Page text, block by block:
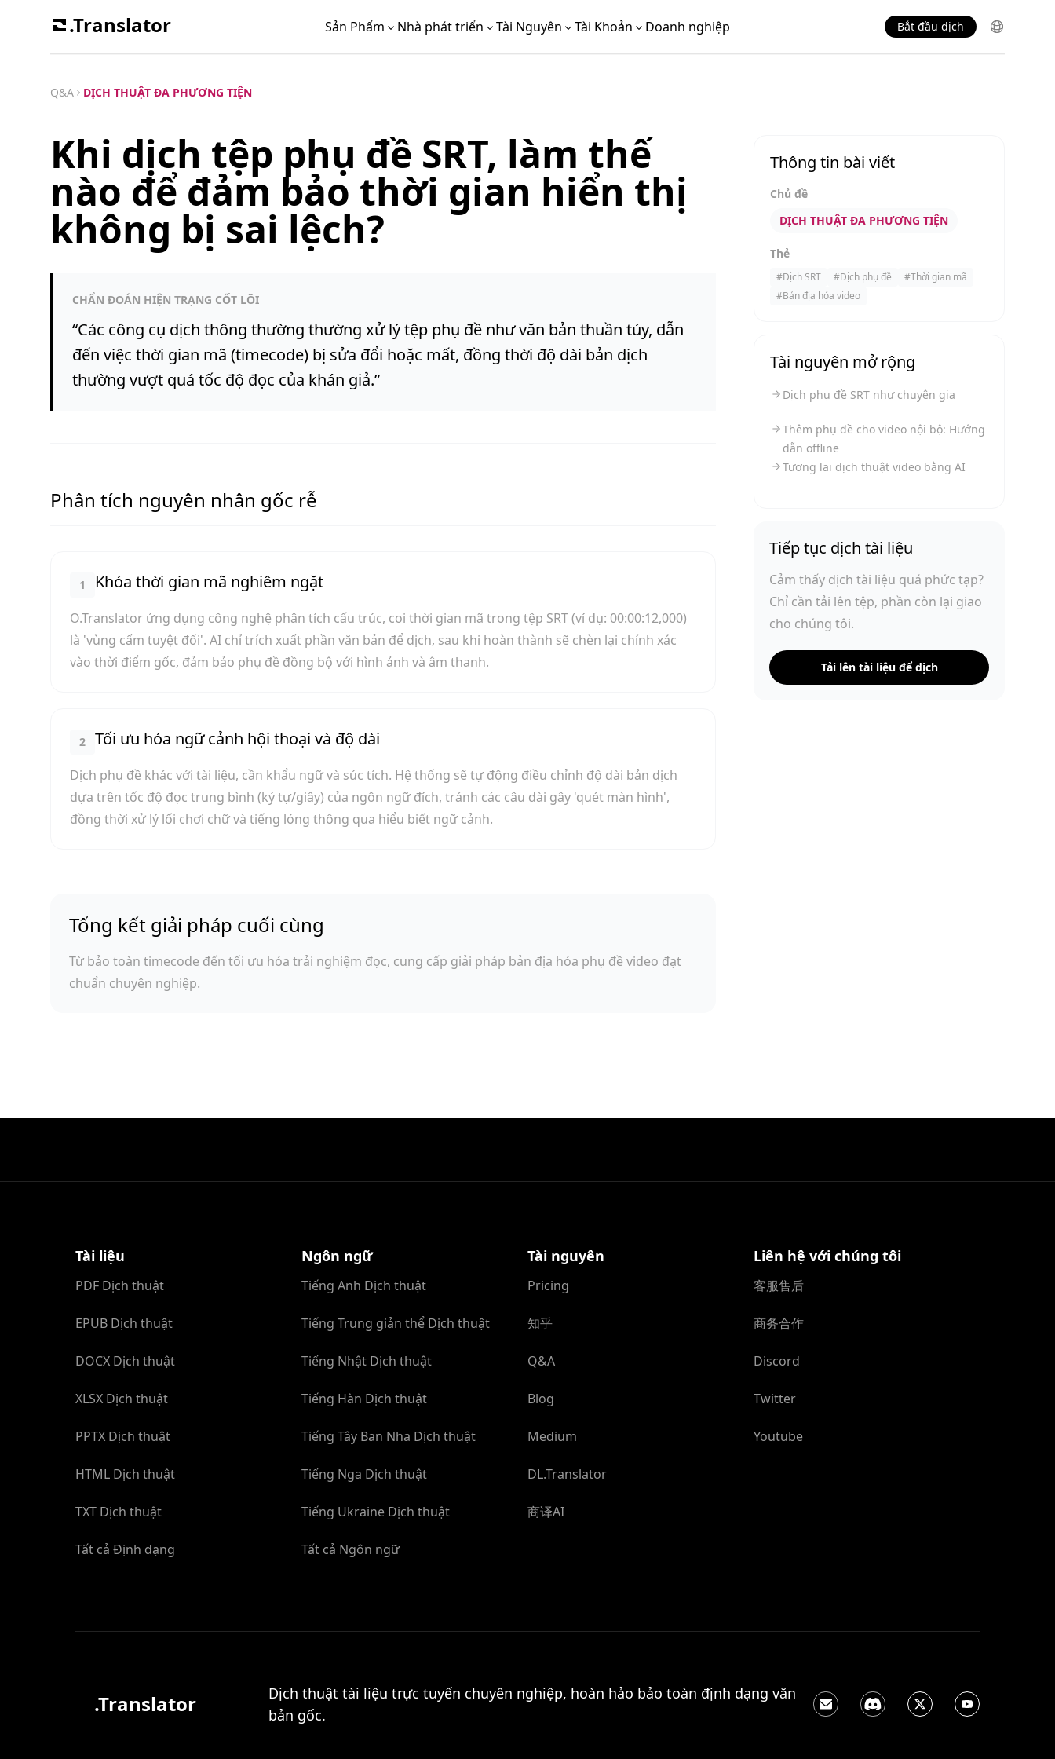
.Translator Sản Phẩm Nhà phát triển Tài Nguyên Tài Khoản Doanh nghiệp Bắt đầu dịch
Q&A DỊCH THUẬT ĐA PHƯƠNG TIỆN
Khi dịch tệp phụ đề SRT, làm thế
nào để đảm bảo thời gian hiển thị
không bị sai lệch?
CHẨN ĐOÁN HIỆN TRẠNG CỐT LÕI
“Các công cụ dịch thông thường thường xử lý tệp phụ đề như văn bản thuần túy, dẫn
đến việc thời gian mã (timecode) bị sửa đổi hoặc mất, đồng thời độ dài bản dịch
thường vượt quá tốc độ đọc của khán giả.”
Phân tích nguyên nhân gốc rễ
1 Khóa thời gian mã nghiêm ngặt
O.Translator ứng dụng công nghệ phân tích cấu trúc, coi thời gian mã trong tệp SRT (ví dụ: 00:00:12,000)
là 'vùng cấm tuyệt đối'. AI chỉ trích xuất phần văn bản để dịch, sau khi hoàn thành sẽ chèn lại chính xác
vào thời điểm gốc, đảm bảo phụ đề đồng bộ với hình ảnh và âm thanh.
2 Tối ưu hóa ngữ cảnh hội thoại và độ dài
Dịch phụ đề khác với tài liệu, cần khẩu ngữ và súc tích. Hệ thống sẽ tự động điều chỉnh độ dài bản dịch
dựa trên tốc độ đọc trung bình (ký tự/giây) của ngôn ngữ đích, tránh các câu dài gây 'quét màn hình',
đồng thời xử lý lối chơi chữ và tiếng lóng thông qua hiểu biết ngữ cảnh.
Tổng kết giải pháp cuối cùng
Từ bảo toàn timecode đến tối ưu hóa trải nghiệm đọc, cung cấp giải pháp bản địa hóa phụ đề video đạt
chuẩn chuyên nghiệp.
Thông tin bài viết
Chủ đề
DỊCH THUẬT ĐA PHƯƠNG TIỆN
Thẻ
#Dịch SRT #Dịch phụ đề #Thời gian mã
#Bản địa hóa video
Tài nguyên mở rộng
Dịch phụ đề SRT như chuyên gia
Thêm phụ đề cho video nội bộ: Hướng
dẫn offline
Tương lai dịch thuật video bằng AI
Tiếp tục dịch tài liệu
Cảm thấy dịch tài liệu quá phức tạp?
Chỉ cần tải lên tệp, phần còn lại giao
cho chúng tôi.
Tải lên tài liệu để dịch
Tài liệu
PDF Dịch thuật
EPUB Dịch thuật
DOCX Dịch thuật
XLSX Dịch thuật
PPTX Dịch thuật
HTML Dịch thuật
TXT Dịch thuật
Tất cả Định dạng
Ngôn ngữ
Tiếng Anh Dịch thuật
Tiếng Trung giản thể Dịch thuật
Tiếng Nhật Dịch thuật
Tiếng Hàn Dịch thuật
Tiếng Tây Ban Nha Dịch thuật
Tiếng Nga Dịch thuật
Tiếng Ukraine Dịch thuật
Tất cả Ngôn ngữ
Tài nguyên
Pricing
知乎
Q&A
Blog
Medium
DL.Translator
商译AI
Liên hệ với chúng tôi
客服售后
商务合作
Discord
Twitter
Youtube
.Translator
Dịch thuật tài liệu trực tuyến chuyên nghiệp, hoàn hảo bảo toàn định dạng văn
bản gốc.